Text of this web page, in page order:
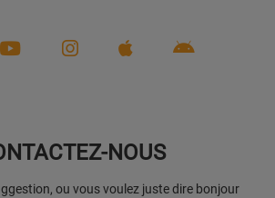
NOUS
ou vous voulez juste dire bonjour